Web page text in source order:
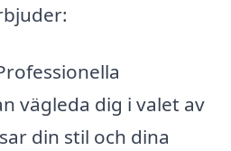
vägleda dig i valet av
din stil och dina